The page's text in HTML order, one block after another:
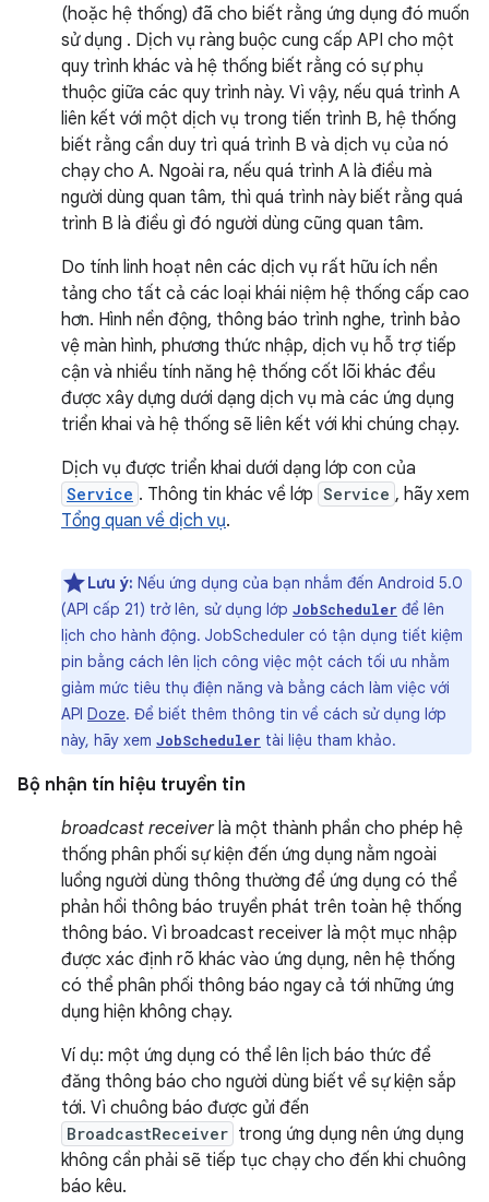
(hoặc hệ thống) đã cho biết rằng ứng dụng đó muốn
sử dụng . Dịch vụ ràng buộc cung cấp API cho một
quy trình khác và hệ thống biết rằng có sự phụ
thuộc giữa các quy trình này. Vì vậy, nếu quá trình A
liên kết với một dịch vụ trong tiến trình B, hệ thống
biết rằng cần duy trì quá trình B và dịch vụ của nó
chạy cho A. Ngoài ra, nếu quá trình A là điều mà
người dùng quan tâm, thì quá trình này biết rằng quá
trình B là điều gì đó người dùng cũng quan tâm.
Do tính linh hoạt nên các dịch vụ rất hữu ích nền
tảng cho tất cả các loại khái niệm hệ thống cấp cao
hơn. Hình nền động, thông báo trình nghe, trình bảo
vệ màn hình, phương thức nhập, dịch vụ hỗ trợ tiếp
cận và nhiều tính năng hệ thống cốt lõi khác đều
được xây dựng dưới dạng dịch vụ mà các ứng dụng
triển khai và hệ thống sẽ liên kết với khi chúng chạy.
Dịch vụ được triển khai dưới dạng lớp con của
Service . Thông tin khác về lớp Service , hãy xem
Tổng quan về dịch vụ.
Lưu ý: Nếu ứng dụng của bạn nhắm đến Android 5.0
(API cấp 21) trở lên, sử dụng lớp JobScheduler để lên
lịch cho hành động. JobScheduler có tận dụng tiết kiệm
pin bằng cách lên lịch công việc một cách tối ưu nhằm
giảm mức tiêu thụ điện năng và bằng cách làm việc với
API Doze. Để biết thêm thông tin về cách sử dụng lớp
này, hãy xem JobScheduler tài liệu tham khảo.
Bộ nhận tín hiệu truyền tin
broadcast receiverlà một thành phần cho phép hệ
thống phân phối sự kiện đến ứng dụng nằm ngoài
luồng người dùng thông thường để ứng dụng có thể
phản hồi thông báo truyền phát trên toàn hệ thống
thông báo. Vì broadcast receiver là một mục nhập
được xác định rõ khác vào ứng dụng, nên hệ thống
có thể phân phối thông báo ngay cả tới những ứng
dụng hiện không chạy.
Ví dụ: một ứng dụng có thể lên lịch báo thức để
đăng thông báo cho người dùng biết về sự kiện sắp
tới. Vì chuông báo được gửi đến
BroadcastReceiver trong ứng dụng nên ứng dụng
không cần phải sẽ tiếp tục chạy cho đến khi chuông
báo kêu.